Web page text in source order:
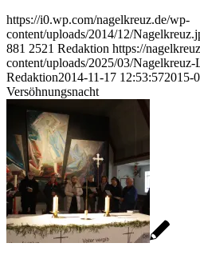
https://i0.wp.com/nagelkreuz.de/wp-
content/uploads/2014/12/
881 2521 Redaktion https://
content/uploads/2025/03/
Redaktion2014-11-17 12:53:572015-
Versöhnungsnacht